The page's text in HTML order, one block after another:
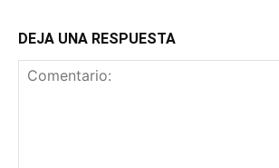
DEJA UNA RESPUESTA